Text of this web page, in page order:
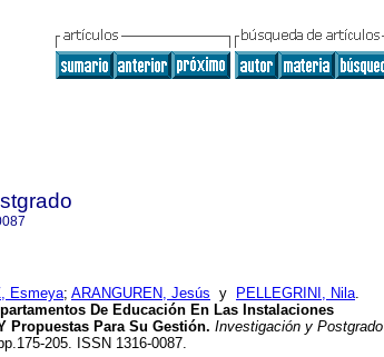
Esmeya; ARANGUREN, Jesús y PELLEGRINI, Nila.
De Educación En Las Instalaciones
Propuestas Para Su Gestión. Investigación y Postgrado
205. ISSN 1316-0087.